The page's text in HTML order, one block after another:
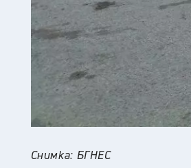
Снимка: БГНЕС